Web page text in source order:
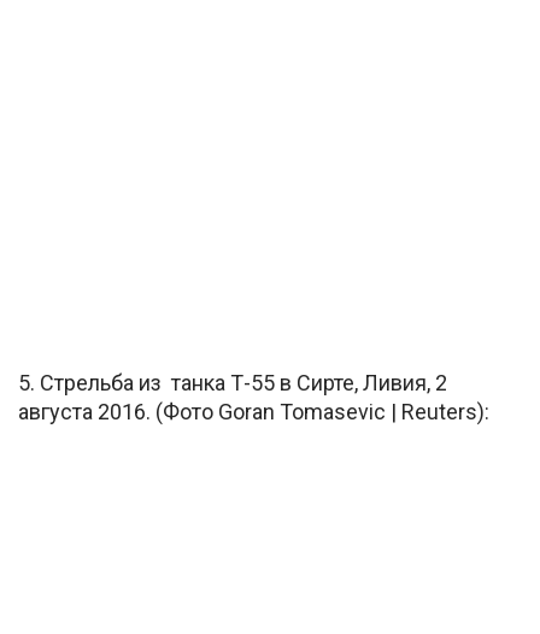
5. Стрельба из танка Т-55 в Сирте, Ливия, 2
августа 2016. (Фото Goran Tomasevic | Reuters):